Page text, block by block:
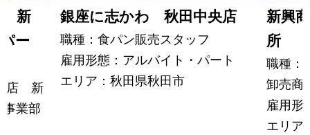
新
ー
店 新
業部
銀座に志かわ 秋田中央店
職種：食パン販売スタッフ
雇用形態：アルバイト・パート
エリア：秋田県秋田市
新興
所
職種：
卸売商
雇用形
エリア